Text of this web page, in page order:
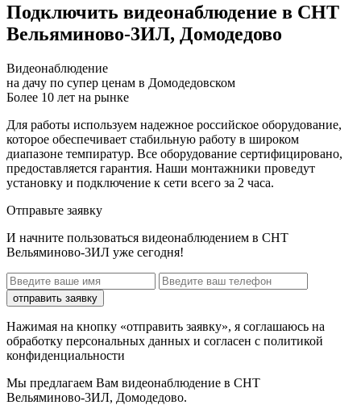
Подключить видеонаблюдение в СНТ
Вельяминово-3ИЛ, Домодедово
Видеонаблюдение
на дачу по супер ценам в Домодедовском
Более 10 лет на рынке
Для работы используем надежное российское оборудование,
которое обеспечивает стабильную работу в широком
диапазоне темпиратур. Все оборудование сертифицировано,
предоставляется гарантия. Наши монтажники проведут
установку и подключение к сети всего за 2 часа.
Отправьте заявку
И начните пользоваться видеонаблюдением в СНТ
Вельяминово-3ИЛ уже сегодня!
отправить заявку
Нажимая на кнопку «отправить заявку», я соглашаюсь на
обработку персональных данных и согласен с политикой
конфиденциальности
Мы предлагаем Вам видеонаблюдение в СНТ
Вельяминово-3ИЛ, Домодедово.